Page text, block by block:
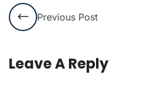
Previous Post
Leave A Reply